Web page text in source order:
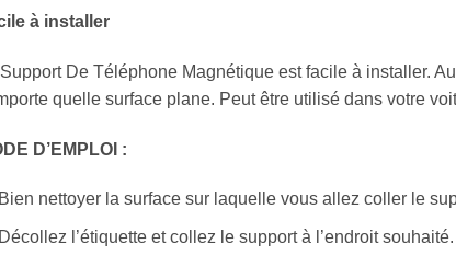
à installer
De Téléphone Magnétique est facile à installer.
quelle surface plane. Peut être utilisé dans votre
D’EMPLOI :
nettoyer la surface sur laquelle vous allez coller le
l’étiquette et collez le support à l’endroit souhaité.